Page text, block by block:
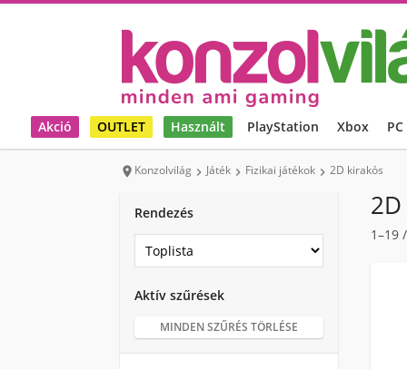
Akció OUTLET Használt PlayStation Xbox PC
 Konzolvilág Játék  Fizikai játékok  2D kirakós
Rendezés
Aktív szűrések
MINDEN SZŰRÉS TÖRLÉSE
1–19